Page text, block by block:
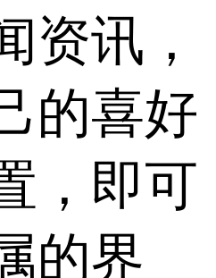
资讯，
的喜好
，即可
的界